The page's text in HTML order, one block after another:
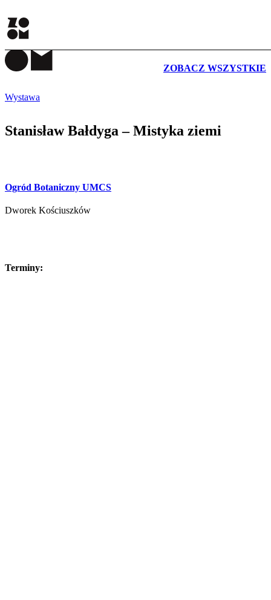
ZOBACZ WSZYSTKIE
Wystawa
Stanisław Bałdyga – Mistyka ziemi
Ogród Botaniczny UMCS
Dworek Kościuszków
Terminy: